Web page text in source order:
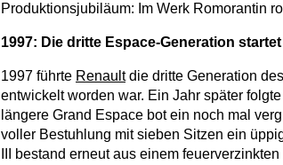
Produktionsjubiläum: Im Werk Romorantin
1997: Die dritte Espace-Generation
1997 führte Renaultdie dritte Generation
entwickelt worden war. Ein Jahr später
längere Grand Espace bot ein noch mal
voller Bestuhlung mit sieben Sitzen ein
III bestand erneut aus einem